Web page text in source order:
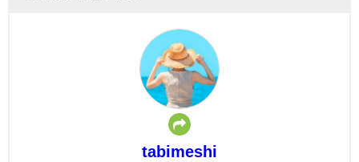
tabimeshi